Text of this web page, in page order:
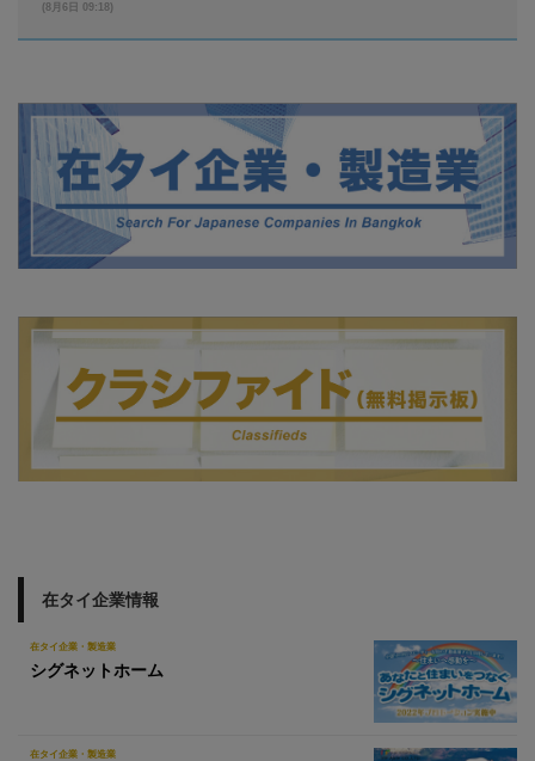
(8月6日 09:18)
在タイ企業情報
在タイ企業・製造業
シグネットホーム
在タイ企業・製造業